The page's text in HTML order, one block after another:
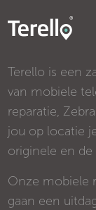
Terello is een
van mobiele
reparatie,
jou op locatie
originele en
Onze mobiele
gaan een